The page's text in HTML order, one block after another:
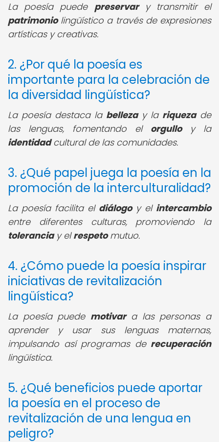
La poesía puede preservary transmitir el
patrimoniolingüístico a través de expresiones
artísticas y creativas.
2. ¿Por qué la poesía es
importante para la celebración de
la diversidad lingüística?
La poesía destaca la bellezay la riquezade
las lenguas, fomentando el orgulloy la
identidadcultural de las comunidades.
3. ¿Qué papel juega la poesía en la
promoción de la interculturalidad?
La poesía facilita el diálogoy el intercambio
entre diferentes culturas, promoviendo la
toleranciay elrespetomutuo.
4. ¿Cómo puede la poesía inspirar
iniciativas de revitalización
lingüística?
La poesía puede motivara las personas a
aprender y usar sus lenguas maternas,
impulsando así programas de recuperación
lingüística.
5. ¿Qué beneficios puede aportar
la poesía en el proceso de
revitalización de una lengua en
peligro?